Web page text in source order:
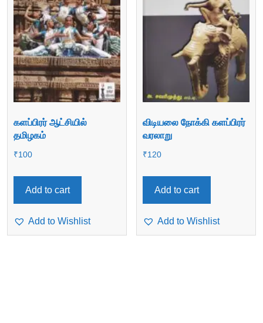
களப்பிரர் ஆட்சியில்
தமிழகம்
₹100
Add to cart
Add to Wishlist
விடியலை நோக்கி களப்பிரர்
வரலாறு
₹120
Add to cart
Add to Wishlist